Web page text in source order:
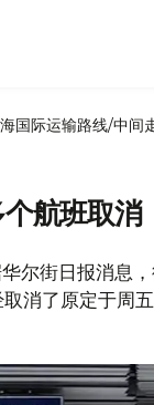
国际运输路线/中间
航班取消
尔街日报消息
消了原定于周